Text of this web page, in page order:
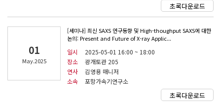
초록다운로드
01
May.2025
[세미나] 최신 SAXS 연구동향 및 High-thoughput SAXS에 대한
논의: Present and Future of X-ray Applic...
일시
2025-05-01 16:00 ~ 18:00
장소
광개토관 205
연사
김영용 매니저
소속
포항가속기연구소
초록다운로드